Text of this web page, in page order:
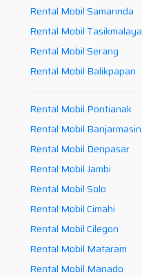
Rental Mobil Samarinda
Rental Mobil Tasikmalaya
Rental Mobil Serang
Rental Mobil Balikpapan
Rental Mobil Pontianak
Rental Mobil Banjarmasin
Rental Mobil Denpasar
Rental Mobil Jambi
Rental Mobil Solo
Rental Mobil Cimahi
Rental Mobil Cilegon
Rental Mobil Mataram
Rental Mobil Manado